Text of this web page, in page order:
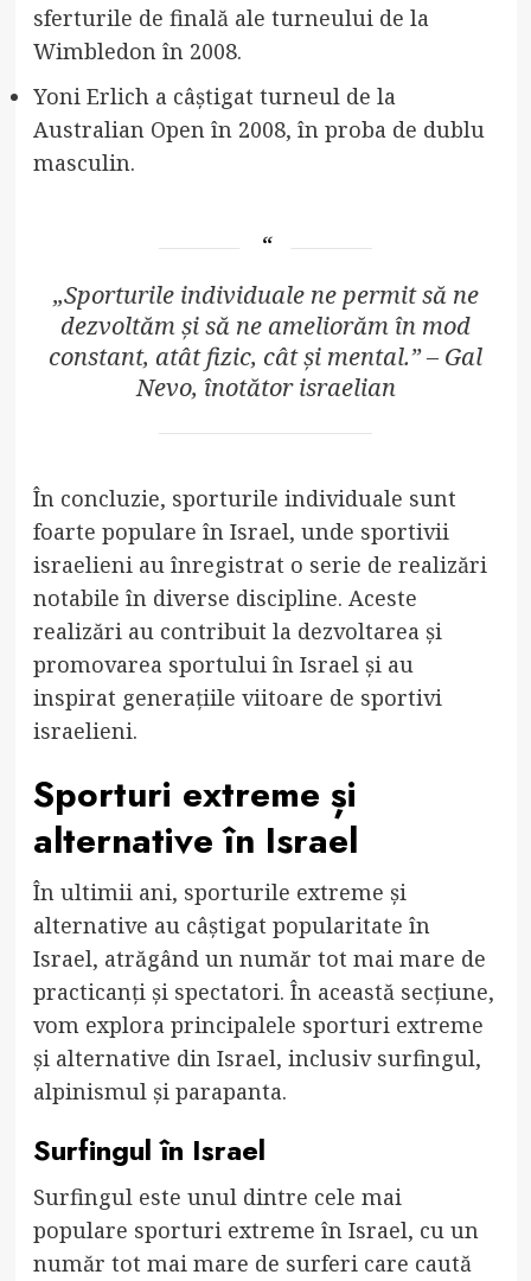
sferturile de finală ale turneului de la
Wimbledon în 2008.
Yoni Erlich a câștigat turneul de la
Australian Open în 2008, în proba de dublu
masculin.
„Sporturile individuale ne permit să ne
dezvoltăm și să ne ameliorăm în mod
constant, atât fizic, cât și mental.” – Gal
Nevo, înotător israelian
În concluzie, sporturile individuale sunt
foarte populare în Israel, unde sportivii
israelieni au înregistrat o serie de realizări
notabile în diverse discipline. Aceste
realizări au contribuit la dezvoltarea și
promovarea sportului în Israel și au
inspirat generațiile viitoare de sportivi
israelieni.
Sporturi extreme și
alternative în Israel
În ultimii ani, sporturile extreme și
alternative au câștigat popularitate în
Israel, atrăgând un număr tot mai mare de
practicanți și spectatori. În această secțiune,
vom explora principalele sporturi extreme
și alternative din Israel, inclusiv surfingul,
alpinismul și parapanta.
Surfingul în Israel
Surfingul este unul dintre cele mai
populare sporturi extreme în Israel, cu un
număr tot mai mare de surferi care caută